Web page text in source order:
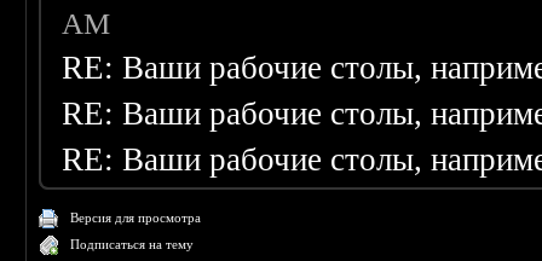
AM
RE: Ваши рабочие столы,
RE: Ваши рабочие столы,
RE: Ваши рабочие столы,
Версия для просмотра
Подписаться на тему